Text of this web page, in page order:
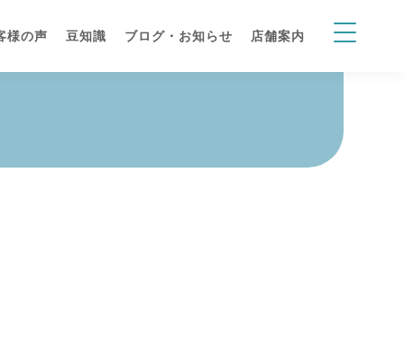
様の声 豆知識 ブログ・お知らせ 店舗案内